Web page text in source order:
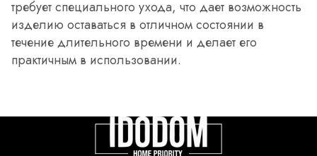
требует специального ухода, что дает возможность
изделию оставаться в отличном состоянии в
течение длительного времени и делает его
практичным в использовании.